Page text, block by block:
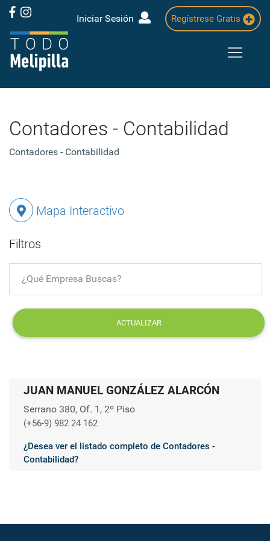
Iniciar Sesión Regístrese Gratis
Contadores - Contabilidad
Contadores - Contabilidad
Mapa Interactivo
Filtros
ACTUALIZAR
JUAN MANUEL GONZÁLEZ ALARCÓN
Serrano 380, Of. 1, 2º Piso
(+56-9) 982 24 162
¿Desea ver el listado completo de Contadores -
Contabilidad?